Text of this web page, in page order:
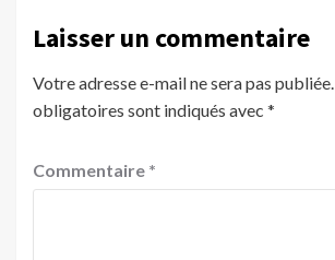
Laisser un commentaire
Votre adresse e-mail ne sera pas publiée.
obligatoires sont indiqués avec *
Commentaire *